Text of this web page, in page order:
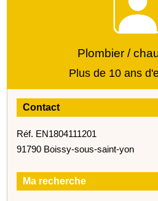
Plombier /
Plus de 10 ans
Contact
Réf. EN1804111201
91790 Boissy-sous-saint-yon
Ma recherche